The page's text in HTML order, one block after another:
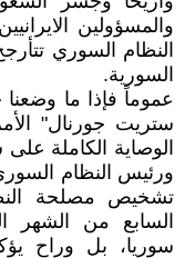
والمسؤولين
النظام السوري
السورية.
عموماً فإذا ما
ستريت جورنال"
الوصاية الكاملة
ورئيس النظام
تشخيص مصلحة
السابع من الشهر
سوريا، بل وراح